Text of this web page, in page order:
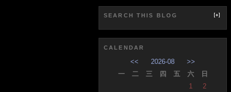
SEARCH THIS BLOG
CALENDAR
<< 2026-08
>>
一
二 三 四 五 六
日
1
2